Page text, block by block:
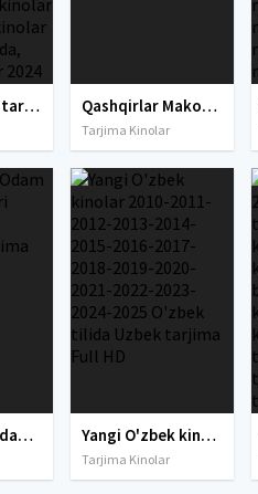
tarjima 2024, tarjima kinolar 2024, uzbek tarjima 2024, tarjima kinolar tilida tilida 2024, uzbek tilida tarjima 2024, kino tarjima 2024, uzbek tarjima kinolar 2024, tarjima kinolar 2024 uzbek tilida, tarjima kinolar 2024 o zbek, tarjima kinolar 2024 Qashqirlar Makoni: Vatan / Kurtlar Vadisi: Vatan Uzbek tilida O'zbekcha tarjima kino 2017 Full HD tas-ix skachat
Tarjima Kinolar
O'rgimchak Odam Barcha qismlari Uzbek tilida O'zbekcha tarjima Full HD ko'rish skachat Yangi O'zbek kinolar 2010-2011-2012-2013-2014-2015-2016-2017-2018-2019-2020-2021-2022-2023-2024-2025 O'zbek tilida Uzbek tarjima Full HD
Tarjima Kinolar